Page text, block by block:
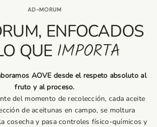
AD-MORUM
ENFOCADOS
QUE IMPORTA
AOVE desde el respeto absoluto al
fruto y al proceso.
del momento de recolección, cada aceite
de aceitunas en campo, se moltura
cosecha y pasa controles físico‑químicos y